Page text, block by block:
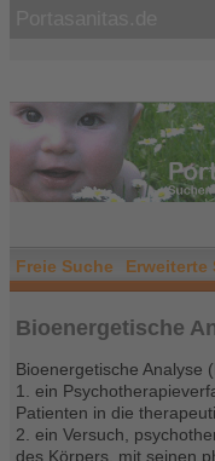
Freie Suche Erweiterte
Bioenergetische
Bioenergetische Analyse
1. ein
Patienten in die
2. ein Versuch,
des Körpers, mit seinen